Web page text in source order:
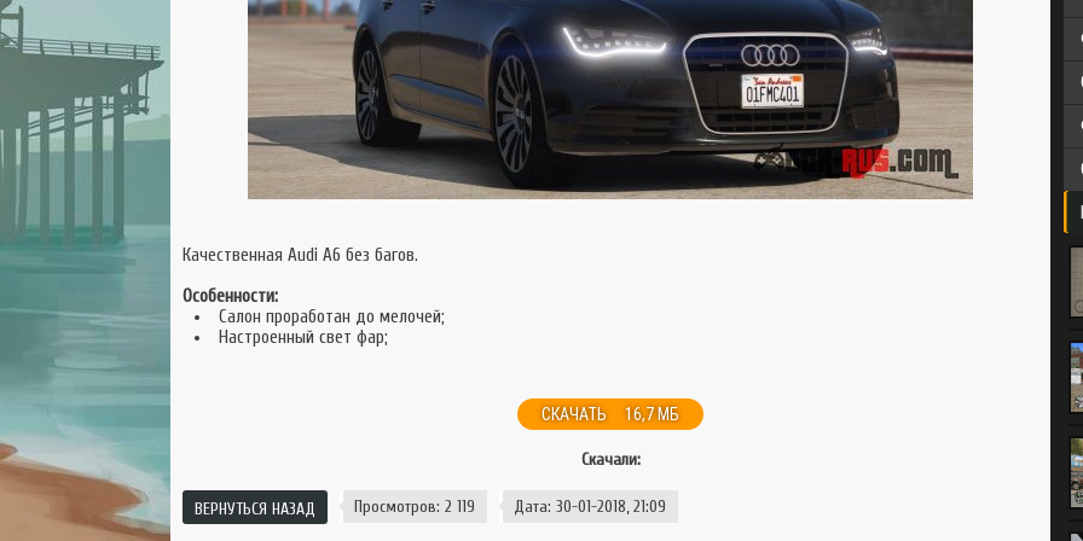
GTA SAMP
Multi Theft Auto
GTA CR-MP
Multi Theft Auto
Качественная Audi A6 без багов.
Особенности:
Салон проработан до мелочей;
Настроенный свет фар;
СКАЧАТЬ 16,7 МБ
Скачали:
ВЕРНУТЬСЯ НАЗАД Просмотров: 2 119 Дата: 30-01-2018, 21:09